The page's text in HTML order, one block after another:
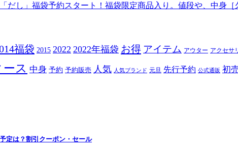
だし」福袋予約スタート！福袋限定商品入り。値段や、中身［
福袋 2015 2022 2022年福袋 お得 アイテム アウター アクセサ
ース 中身 予約 予約販売 人気 人気ブランド 元旦 先行予約 公式通販 初
定は？割引クーポン・セール